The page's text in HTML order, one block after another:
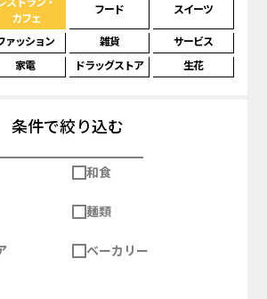
カフェ
フード スイーツ
ァッション 雑貨
サービス
家電 ドラッグストア 生花
条件で絞り込む
和食
麺類
ベーカリー